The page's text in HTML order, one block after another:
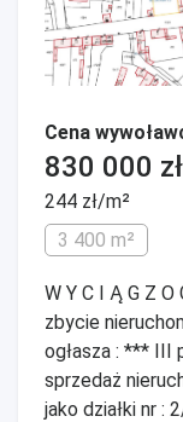
Cena
830 000 zł
244 zł/m²
3 400 m²
W Y C I Ą G Z
zbycie
ogłasza : *** III
sprzedaż
jako działki nr :